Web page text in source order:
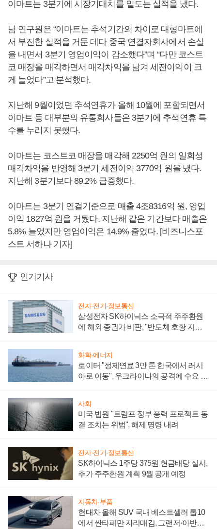
이마트는 3분기에 시장기대치를 밑도는 실적을 냈다.
남 연구원은 “이마트는 추석기간의 차이로 대형마트에
서 부진한 실적을 거둔 데다 중국 연결자회사에서 손실
을 내면서 3분기 영업이익이 감소했다”며 “다만 코스트
코 매장을 매각하면서 매각차익을 남겨 세전이익이 크
게 늘었다”고 분석했다.
지난해 9월이었던 추석연휴가 올해 10월에 포함되면서
이마트 등 대부분의 유통회사들은 3분기에 추석연휴 특
수를 누리지 못했다.
이마트는 코스트코 매장을 매각해 2250억 원의 일회성
매각차익을 반영해 3분기 세전이익 3770억 원을 냈다.
지난해 3분기보다 89.2% 급증했다.
이마트는 3분기 연결기준으로 매출 4조8316억 원, 영업
이익 1827억 원을 거뒀다. 지난해 같은 기간보다 매출은
5.8% 늘었지만 영업이익은 14.9% 줄었다. [비즈니스포
스트 서하나 기자]
인기기사
전자·전기·정보통신
삼성전자 SK하이닉스 소극적 주주환원
에 해외 증권가 비판, "반도체 호황 지속
화학·에너지
로이터 "정제연료 3만 톤 한국에서 러시
아로 이동", 우크라이나의 공격에 수요 늘
사회
미국 법원 "트럼프 정부 풍력 프로젝트 동
결 조치는 위법", 해제 명령 내려
전자·전기·정보통신
SK하이닉스 1주당 375원 현금배당 실시,
추가 주주환원 계획 9월 공개 예정
자동차·부품
현대차 올해 SUV 국내 베스트셀러 톱10
에서 싼타페만 자리매김, 그랜저·아반떼